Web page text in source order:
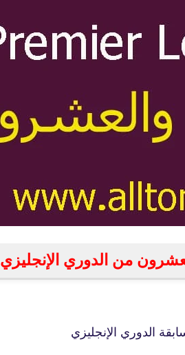
من الدوري الإنجليزي 2019/2020
الدوري الإنجليزي